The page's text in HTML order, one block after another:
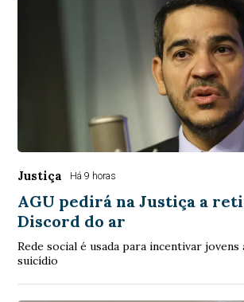
Justiça Há 9 horas
AGU pedirá na Justiça a
Discord do ar
Rede social é usada para incentivar
suicídio